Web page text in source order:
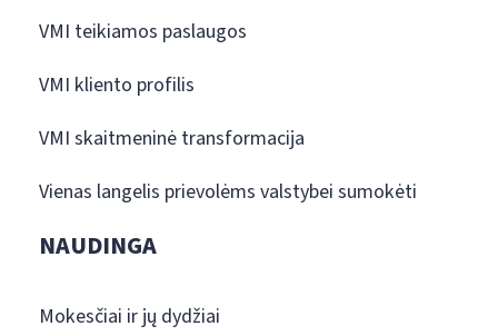
VMI teikiamos paslaugos
VMI kliento profilis
VMI skaitmeninė transformacija
Vienas langelis prievolėms valstybei sumokėti
NAUDINGA
Mokesčiai ir jų dydžiai